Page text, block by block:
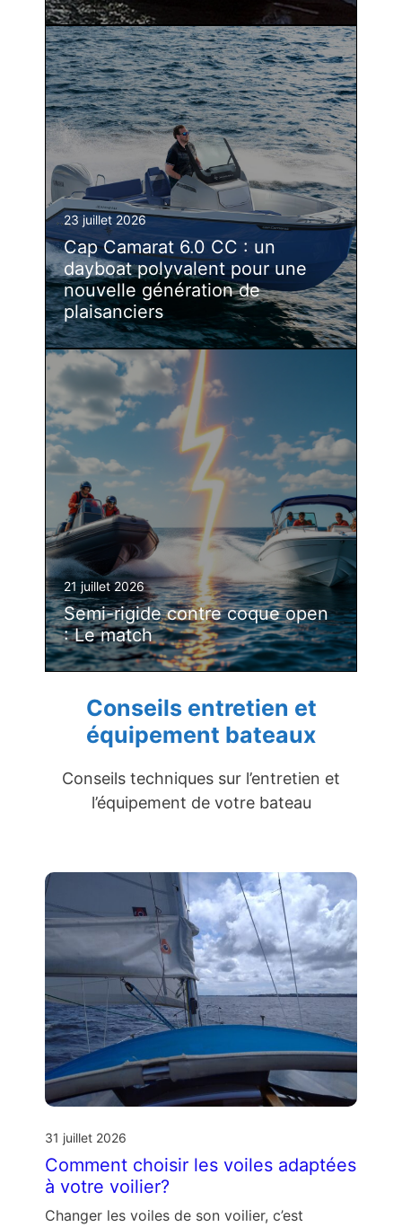
23 juillet 2026
Cap Camarat 6.0 CC : un
dayboat polyvalent pour une
nouvelle génération de
plaisanciers
21 juillet 2026
Semi-rigide contre coque open
: Le match
Conseils entretien et
équipement bateaux
Conseils techniques sur l’entretien et
l’équipement de votre bateau
31 juillet 2026
Comment choisir les voiles adaptées
à votre voilier?
Changer les voiles de son voilier, c’est